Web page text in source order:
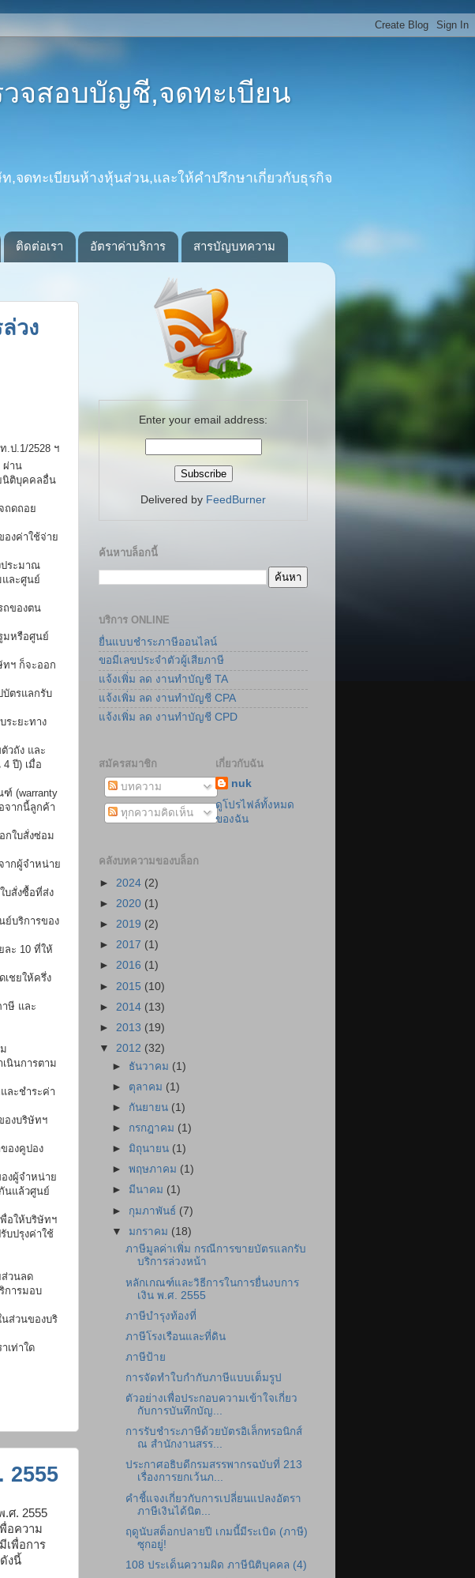
จสอบบัญชี,จดทะเบียน
ดทะเบียนห้างหุ้นส่วน,และให้คำปรึกษาเกี่ยวกับธุรกิจ
ติดต่อเรา อัตราค่าบริการ สารบัญบทความ
วง
.ป.1/2528 ฯ
ผ่าน
นิติบุคคลอื่น
ถดถอย
องค่าใช้จ่าย
ประมาณ
และศูนย์
ถของตน
มหรือศูนย์
ฯ ก็จะออก
บัตรแลกรับ
ระยะทาง
วถัง และ
ปี) เมื่อ
(warranty
จากนี้ลูกค้า
กใบสั่งซ่อม
ากผู้จำหน่าย
บสั่งซื้อที่ส่ง
ย์บริการของ
ละ 10 ที่ให้
เชยให้ครึ่ง
ษี และ
นินการตาม
ละชำระค่า
องบริษัทฯ
องคูปอง
งผู้จำหน่าย
นแล้วศูนย์
อให้บริษัทฯ
บปรุงค่าใช้
ส่วนลด
การมอบ
นส่วนของบริ
เท่าใด
2555
.ศ. 2555
อความ
เพื่อการ
งนี้
Enter your email address:
Delivered by FeedBurner
ค้นหาบล็อกนี้
บริการ ONLINE
ยื่นแบบชำระภาษีออนไลน์
ขอมีเลขประจำตัวผู้เสียภาษี
แจ้งเพิ่ม ลด งานทำบัญชี TA
แจ้งเพิ่ม ลด งานทำบัญชี CPA
แจ้งเพิ่ม ลด งานทำบัญชี CPD
สมัครสมาชิก
บทความ
ทุกความคิดเห็น
เกี่ยวกับฉัน
nuk
ดูโปรไฟล์ทั้งหมด
ของฉัน
คลังบทความของบล็อก
► 2024 (2)
► 2020 (1)
► 2019 (2)
► 2017 (1)
► 2016 (1)
► 2015 (10)
► 2014 (13)
► 2013 (19)
▼ 2012 (32)
► ธันวาคม (1)
► ตุลาคม (1)
► กันยายน (1)
► กรกฎาคม (1)
► มิถุนายน (1)
►พฤษภาคม (1)
► มีนาคม (1)
► กุมภาพันธ์ (7)
▼ มกราคม (18)
ภาษีมูลค่าเพิ่ม กรณีการขายบัตรแลกรับ
บริการล่วงหน้า
หลักเกณฑ์และวิธีการในการยื่นงบการ
เงิน พ.ศ. 2555
ภาษีบำรุงท้องที่
ภาษีโรงเรือนและที่ดิน
ภาษีป้าย
การจัดทำใบกำกับภาษีแบบเต็มรูป
ตัวอย่างเพื่อประกอบความเข้าใจเกี่ยว
กับการบันทึกบัญ...
การรับชำระภาษีด้วยบัตรอิเล็กทรอนิกส์
ณ สำนักงานสรร...
ประกาศอธิบดีกรมสรรพากรฉบับที่ 213
เรื่องการยกเว้นภ...
คำชี้แจงเกี่ยวกับการเปลี่ยนแปลงอัตรา
ภาษีเงินได้นิต...
ฤดูนับสต็อกปลายปี เกมนี้มีระเบิด (ภาษี)
ซุกอยู่!
108 ประเด็นความผิด ภาษีนิติบุคคล (4)